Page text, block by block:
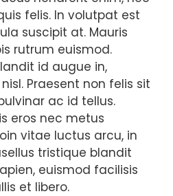
felis. In volutpat est
suscipit at. Mauris
rutrum euismod.
id augue in,
Praesent non felis sit
ac id tellus.
eros nec metus
vitae luctus arcu, in
tristique blandit
euismod facilisis
et libero.